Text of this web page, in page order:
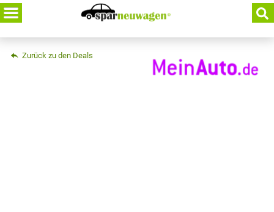
Skip
to
content
Zurück zu den Deals